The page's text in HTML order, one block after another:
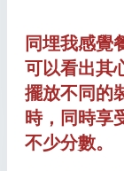
同埋我感覺
可以看出其
擺放不同的
時，同時享
不少分數。